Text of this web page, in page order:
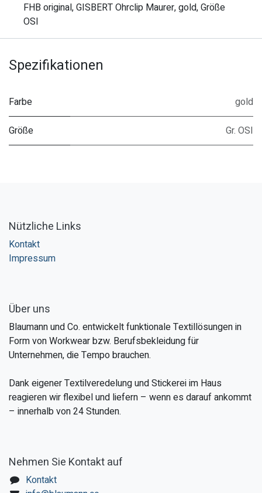
FHB original, GISBERT Ohrclip Maurer, gold, Größe
OSI
Spezifikationen
Farbe gold
Größe Gr. OSI
Nützliche Links
Kontakt
Impressum
Über uns
Blaumann und Co. entwickelt funktionale Textillösungen in
Form von Workwear bzw. Berufsbekleidung für
Unternehmen, die Tempo brauchen.
Dank eigener Textilveredelung und Stickerei im Haus
reagieren wir flexibel und liefern – wenn es darauf ankommt
– innerhalb von 24 Stunden.
Nehmen Sie Kontakt auf
Kontakt